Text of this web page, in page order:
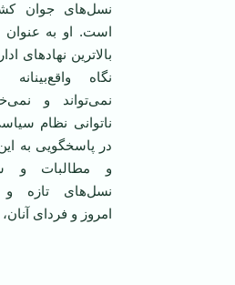
نسل‌های جوان
است. او به عنوان
بالاترین نهادهای
نگاه
نمی‌تواند و
ناتوانی نظام
در پاسخگویی به
و مطالبات و
نسل‌های تازه و
امروز و فردای آنان،